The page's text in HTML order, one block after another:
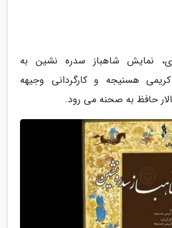
نمایش شاھباز سدرہ نشین به
کریمی هسنیجه و کارگردانی وجیهه
حافظ به صحنه می رود.